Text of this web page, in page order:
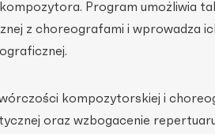
Program umożliwia
z choreografami i wprowadza
kompozytorskiej i
oraz wzbogacenie